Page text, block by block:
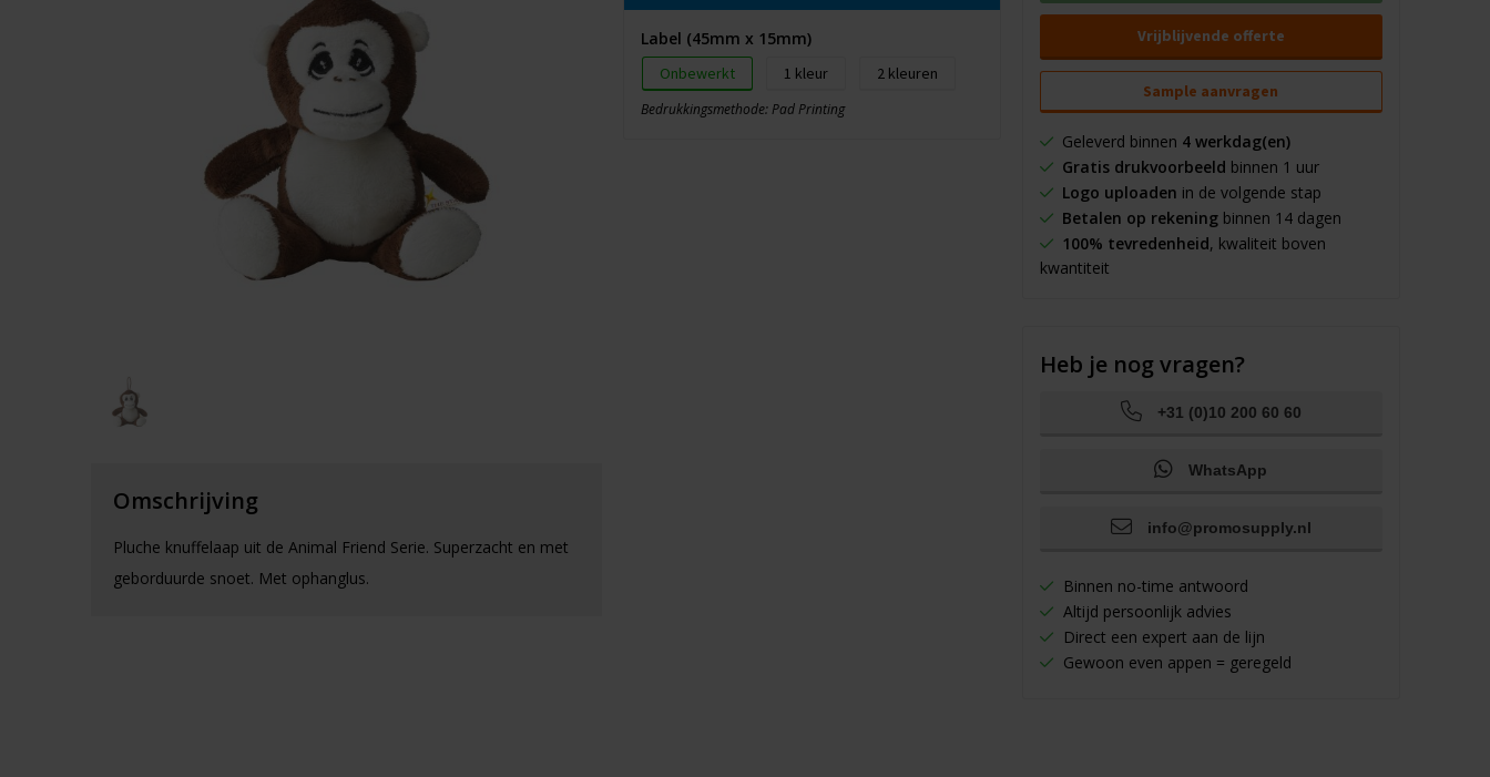
Omschrijving
Pluche knuffelaap uit de Animal Friend Serie. Superzacht en met
geborduurde snoet. Met ophanglus.
Label (45mm x 15mm)
Onbewerkt 1 2
Bedrukkingsmethode: Pad Printing
Vrijblijvende offerte
Sample aanvragen
Geleverd binnen 4 werkdag(en)
Gratis drukvoorbeeld binnen 1 uur
Logo uploaden in de volgende stap
Betalen op rekeningbinnen 14 dagen
100% tevredenheid, kwaliteit boven
kwantiteit
Heb je nog vragen?
+31 (0)10 200 60 60
WhatsApp
info@promosupply.nl
Binnen no-time antwoord
Altijd persoonlijk advies
Direct een expert aan de lijn
Gewoon even appen = geregeld